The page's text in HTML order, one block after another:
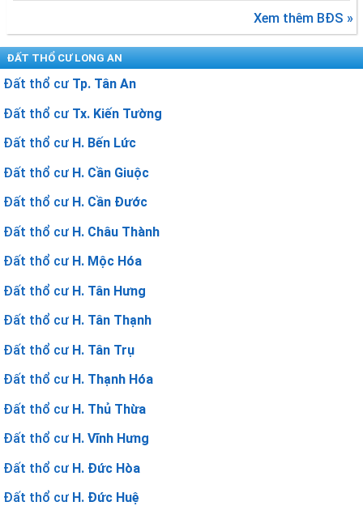
Xem thêm BĐS »
ĐẤT THỔ CƯ LONG AN
Đất thổ cư Tp. Tân An
Đất thổ cư Tx. Kiến Tường
Đất thổ cư H. Bến Lức
Đất thổ cư H. Cần Giuộc
Đất thổ cư H. Cần Đước
Đất thổ cư H. Châu Thành
Đất thổ cư H. Mộc Hóa
Đất thổ cư H. Tân Hưng
Đất thổ cư H. Tân Thạnh
Đất thổ cư H. Tân Trụ
Đất thổ cư H. Thạnh Hóa
Đất thổ cư H. Thủ Thừa
Đất thổ cư H. Vĩnh Hưng
Đất thổ cư H. Đức Hòa
Đất thổ cư H. Đức Huệ